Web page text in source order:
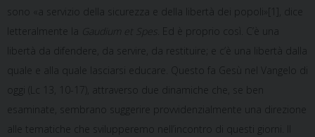
sono «a servizio della sicurezza e della libertà dei popoli»[1], dice
letteralmente la
Gaudium et Spes
. Ed è proprio così. C’è una
libertà da difendere, da servire, da restituire; e c’è una libertà dalla
quale e alla quale lasciarsi educare. Questo fa Gesù nel Vangelo di
oggi (Lc 13, 10-17), attraverso due dinamiche che, se ben
esaminate, sembrano suggerire provvidenzialmente una direzione
alle tematiche che svilupperemo nell’incontro di questi giorni. Il